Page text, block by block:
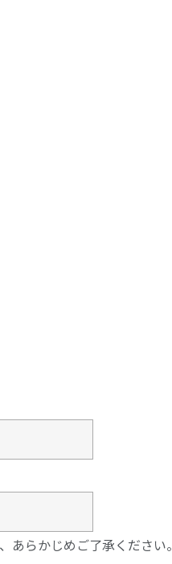
らかじめご了承ください。